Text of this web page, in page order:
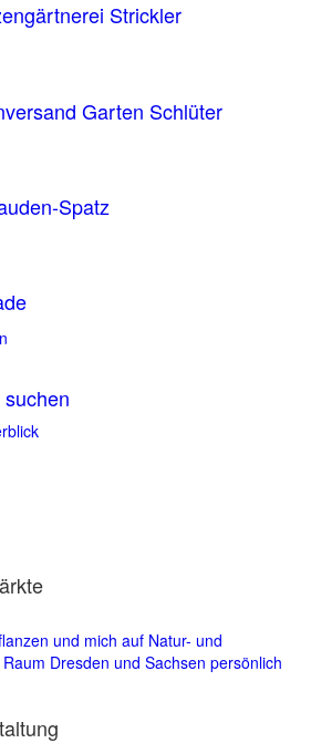
Strickler
Garten Schlüter
Spatz
und mich auf Natur- und
Dresden und Sachsen persönlich